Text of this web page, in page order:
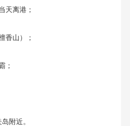
天离港；
香山）；
；
附近。